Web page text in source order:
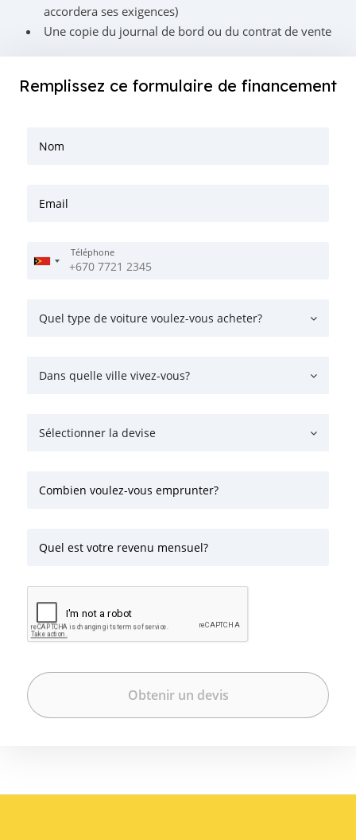
accordera ses exigences)
Une copie du journal de bord ou du contrat de vente
Remplissez ce formulaire de financement
Nom
Email
Téléphone
Quel type de voiture voulez-vous acheter?
Dans quelle ville vivez-vous?
Sélectionner la devise
Combien voulez-vous emprunter?
Quel est votre revenu mensuel?